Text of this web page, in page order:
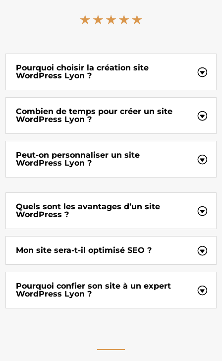
Pourquoi choisir la création site
WordPress Lyon ?
Combien de temps pour créer un site
WordPress Lyon ?
Peut-on personnaliser un site
WordPress Lyon ?
Quels sont les avantages d’un site
WordPress ?
Mon site sera-t-il optimisé SEO ?
Pourquoi confier son site à un expert
WordPress Lyon ?